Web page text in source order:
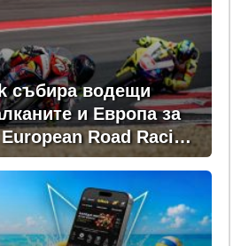
събира водещи
и Европа за
Road Racing
2026